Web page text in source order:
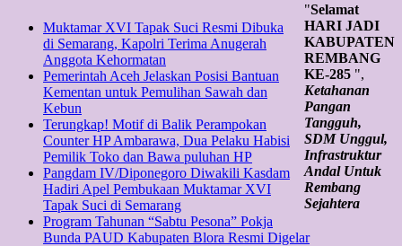
"Selamat
HARI JADI
KABUPATEN
REMBANG
KE-285 ",
Ketahanan
Pangan
Tangguh,
SDM Unggul,
Infrastruktur
Andal Untuk
Rembang
Sejahtera
Muktamar XVI Tapak Suci Resmi Dibuka
di Semarang, Kapolri Terima Anugerah
Anggota Kehormatan
Pemerintah Aceh Jelaskan Posisi Bantuan
Kementan untuk Pemulihan Sawah dan
Kebun
Terungkap! Motif di Balik Perampokan
Counter HP Ambarawa, Dua Pelaku Habisi
Pemilik Toko dan Bawa puluhan HP
Pangdam IV/Diponegoro Diwakili Kasdam
Hadiri Apel Pembukaan Muktamar XVI
Tapak Suci di Semarang
Program Tahunan “Sabtu Pesona” Pokja
Bunda PAUD Kabupaten Blora Resmi Digelar